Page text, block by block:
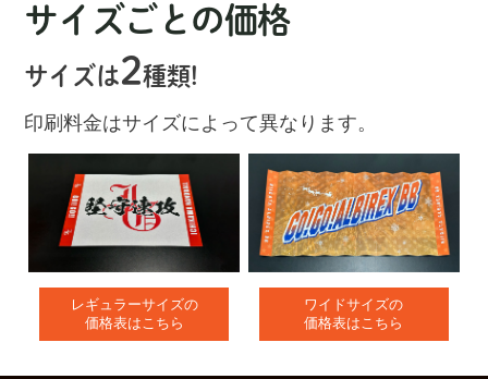
サイズごとの価格
サイズは2種類!
印刷料金はサイズによって異なります。
レギュラーサイズの
価格表はこちら
ワイドサイズの
価格表はこちら